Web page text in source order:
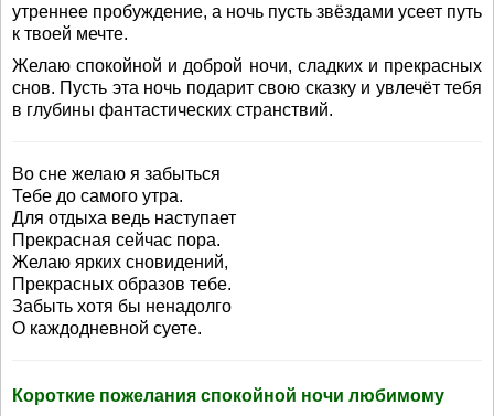
утреннее пробуждение, а ночь пусть звёздами усеет путь
к твоей мечте.
Желаю спокойной и доброй ночи, сладких и прекрасных
снов. Пусть эта ночь подарит свою сказку и увлечёт тебя
в глубины фантастических странствий.
Во сне желаю я забыться
Тебе до самого утра.
Для отдыха ведь наступает
Прекрасная сейчас пора.
Желаю ярких сновидений,
Прекрасных образов тебе.
Забыть хотя бы ненадолго
О каждодневной суете.
Короткие пожелания спокойной ночи любимому